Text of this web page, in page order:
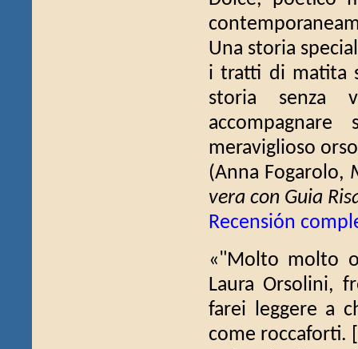
Una storia
i tratti di matita
storia senza
meraviglioso
(Anna Fogarolo,
vera con Guia
Recensión
«"Molto molto
Laura Orsolini,
farei leggere a
come roccaforti.